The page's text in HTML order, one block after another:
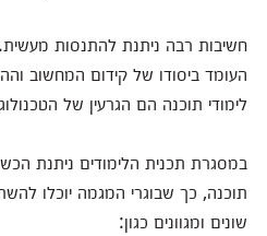
חשיבות רבה ניתנת להתנסות
העומד ביסודו של קידום המחשוב
לימודי תוכנה הם הגרעין של
במסגרת תכנית הלימודים ניתנת
תוכנה, כך שבוגרי המגמה יוכלו
שונים ומגוונים כגון: